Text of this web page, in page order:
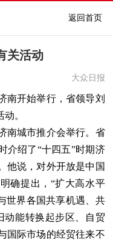
返回首页
关活动
大众日报
开始举行，省领导刘
。
城市推介会举行。省
介绍了“十四五”时期济
他说，对外开放是中国
确提出，“扩大高水平
世界各国共享机遇、共
动能转换起步区、自贸
国际市场的经贸往来不